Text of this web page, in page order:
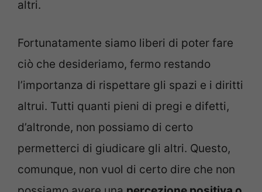
altri.
Fortunatamente siamo liberi di poter fare
ciò che desideriamo, fermo restando
l’importanza di rispettare gli spazi e i diritti
altrui. Tutti quanti pieni di pregi e difetti,
d’altronde, non possiamo di certo
permetterci di giudicare gli altri. Questo,
comunque, non vuol di certo dire che non